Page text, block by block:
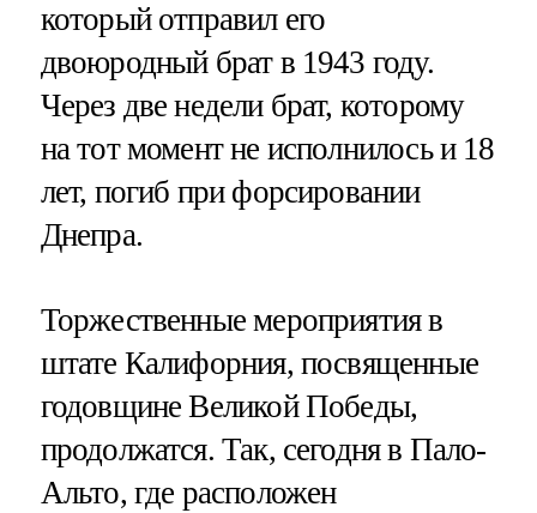
который отправил его
двоюродный брат в 1943 году.
Через две недели брат, которому
на тот момент не исполнилось и 18
лет, погиб при форсировании
Днепра.
Торжественные мероприятия в
штате Калифорния, посвященные
годовщине Великой Победы,
продолжатся. Так, сегодня в Пало-
Альто, где расположен